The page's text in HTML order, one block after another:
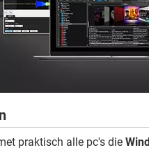
praktisch alle pc's die